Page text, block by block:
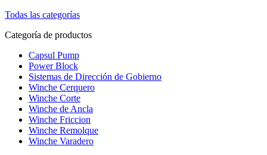
Todas las categorías
Categoría de productos
Capsul Pump
Power Block
Sistemas de Dirección de Gobierno
Winche Cerquero
Winche Corte
Winche de Ancla
Winche Friccion
Winche Remolque
Winche Varadero